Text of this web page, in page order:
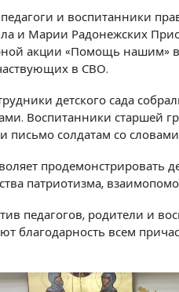
и воспитанники
и Марии Радонежских
акции «Помощь нашим»
в СВО.
детского сада
Воспитанники старшей
письмо солдатам со
продемонстрировать
патриотизма,
педагогов, родители и
благодарность всем